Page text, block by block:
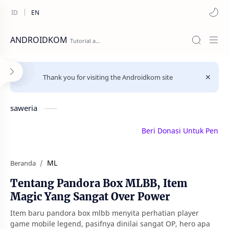
ANDROIDKOM
Thank you for visiting the Androidkom site
saweria
Beri Donasi Untuk
Beranda ML
Tentang Pandora Box MLBB, Item
Magic Yang Sangat Over Power
Item baru pandora box mlbb menyita perhatian player
game mobile legend, pasifnya dinilai sangat OP, hero apa